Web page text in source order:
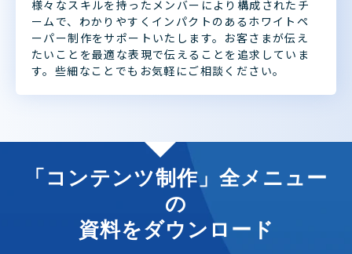
様々なスキルを持ったメンバーにより構成されたチ
ームで、わかりやすくインパクトのあるホワイトペ
ーパー制作をサポートいたします。お客さまが伝え
たいことを最適な表現で伝えることを追求していま
す。些細なことでもお気軽にご相談ください。
「コンテンツ制作」全メニュー
の
資料をダウンロード